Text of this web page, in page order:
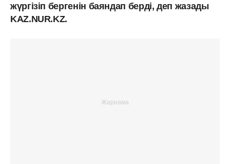
жүргізіп бергенін баяндап берді, деп жазады
KAZ.NUR.KZ.